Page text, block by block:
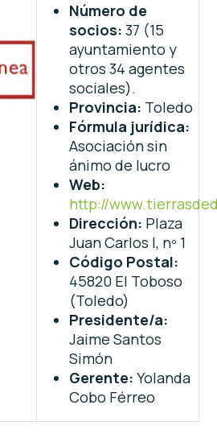
Número de
socios: 37 (15
ayuntamiento y
otros 34 agentes
sociales).
Provincia: Toledo
Fórmula jurídica:
Asociación sin
ánimo de lucro
Web:
http://
Dirección: Plaza
Juan Carlos I, nº 1
Código Postal:
45820 El Toboso
(Toledo)
Presidente/a:
Jaime Santos
Simón
Gerente: Yolanda
Cobo Férreo